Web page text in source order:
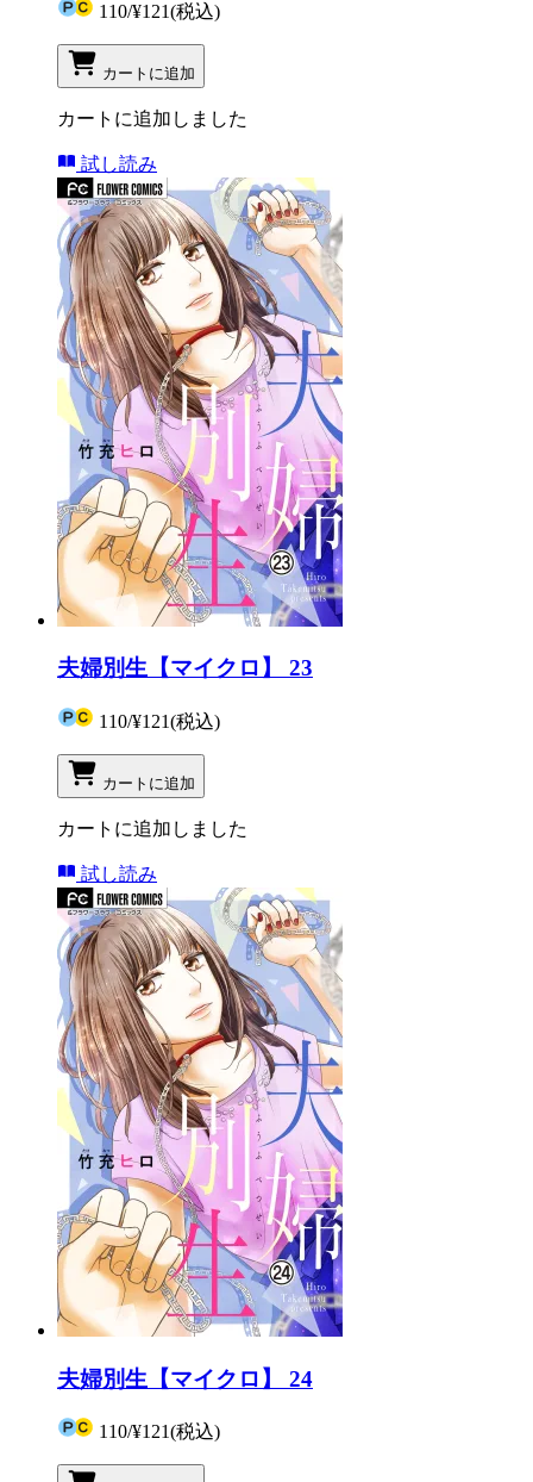
110/¥121(税込)
カートに追加
カートに追加しました
試し読み
夫婦別生【マイクロ】 23
110/¥121(税込)
カートに追加
カートに追加しました
試し読み
夫婦別生【マイクロ】 24
110/¥121(税込)